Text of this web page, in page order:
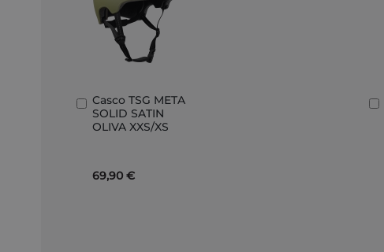
Casco TSG META
SOLID SATIN
OLIVA XXS/XS
69,90 €
Añadir
al
carrito